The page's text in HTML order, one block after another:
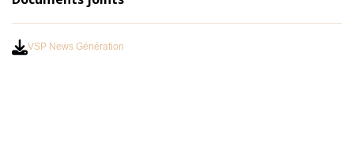
VSP News Génération